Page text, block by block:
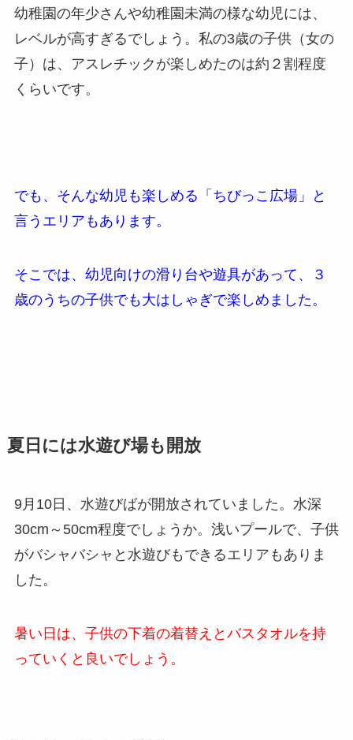
幼稚園の年少さんや幼稚園未満の様な幼児には、
レベルが高すぎるでしょう。私の3歳の子供（女の
子）は、アスレチックが楽しめたのは約２割程度
くらいです。
でも、そんな幼児も楽しめる「ちびっこ広場」と
言うエリアもあります。
そこでは、幼児向けの滑り台や遊具があって、３
歳のうちの子供でも大はしゃぎで楽しめました。
夏日には水遊び場も開放
9月10日、水遊びばが開放されていました。水深
30cm～50cm程度でしょうか。浅いプールで、子供
がバシャバシャと水遊びもできるエリアもありま
した。
暑い日は、子供の下着の着替えとバスタオルを持
っていくと良いでしょう。